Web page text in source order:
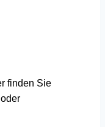
finden Sie